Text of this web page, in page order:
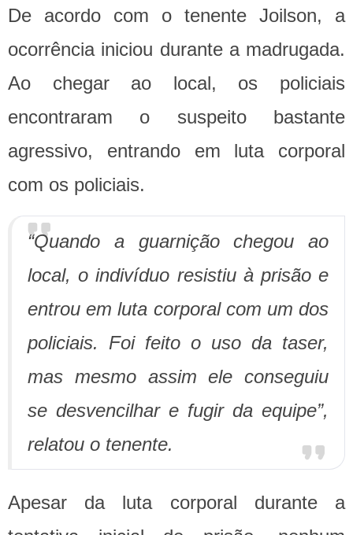
De acordo com o tenente Joilson, a
ocorrência iniciou durante a madrugada.
Ao chegar ao local, os policiais
encontraram o suspeito bastante
agressivo, entrando em luta corporal
com os policiais.
“Quando a guarnição chegou ao
local, o indivíduo resistiu à prisão e
entrou em luta corporal com um dos
policiais. Foi feito o uso da taser,
mas mesmo assim ele conseguiu
se desvencilhar e fugir da equipe”,
relatou o tenente.
Apesar da luta corporal durante a